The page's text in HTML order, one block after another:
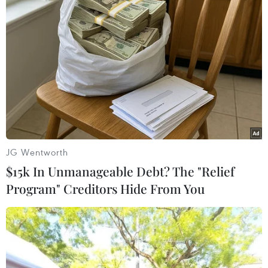
được đưa ra vào lúc Tehran liên tục gia tăng áp
lực đối với tân chính quyền Mỹ Joe Biden như
thông báo tăng mức làm giàu chất urani; sản
xuất urani kim loại; lắp đặt các lò ly tâm tân
tiến và đặc biệt là thông báo hạn chế các thanh
tra viên của Cơ quan Năng lượng Nguyên tử
Quốc tế (IAEA) được tự do đến giám sát các hoạt
động khai thác hạt nhân của Iran kể từ ngày
23/2.
Thái độ hòa dịu này cho thấy chính quyền ông
Biden chấp nhận tiến trước một bước, trong khi
đôi bên khăng khăng kiên định lập trường để
trở lại với thỏa thuận hạt nhân, vốn dĩ rơi vào
bế tắc kể từ khi người tiền nhiệm của Tổng
thống Biden, ông Donald Trump, đơn phương
rút nước Mỹ ra khỏi văn bản này và tái lập các
JG Wentworth
$15k In Unmanageable Debt? The "Relief
Program" Creditors Hide From You